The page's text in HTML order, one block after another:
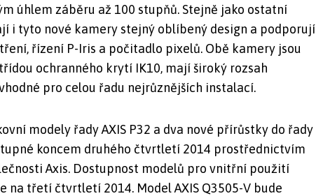
úhlem záběru až 100 stupňů. Stejně jako ostatní
i tyto nové kamery stejný oblíbený design a podporují
řízení P-Iris a počitadlo pixelů. Obě kamery jsou
ochranného krytí IK10, mají široký rozsah
pro celou řadu nejrůznějších instalací.
modely řady AXIS P32 a dva nové přírůstky do řady
koncem druhého čtvrtletí 2014 prostřednictvím
Axis. Dostupnost modelů pro vnitřní použití
na třetí čtvrtletí 2014. Model AXIS Q3505-V bude